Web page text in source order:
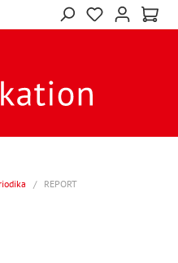
/ REPORT